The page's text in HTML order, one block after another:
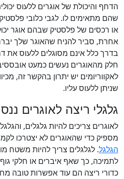
הדחף והיכולת של אוגרים ללעוס
שהם מתאימים לו. לגבי כלובי
או רכסים של פלסטיק שבהם אוגר
אחרת, סביר להניח שהאוגר שלך
בדרך כלל אינם מסוגלים ללעוס את
חלק מהאוגרים נעשים כמעט
לאקווריומים יש יתרון בהקשר זה,
שניתן ללעוס עליו.
גלגלי ריצה לאוגרים
לאוגרים צריכים להיות גלגלים,
מספיק כדי שהאוגרים לא יצטרכו
הגלגל. לגלגלים צריך להיות משטח
לתמיכה, כך שאף איברים או חלקי
כדורי ריצה הם עוד אפשרות טובה